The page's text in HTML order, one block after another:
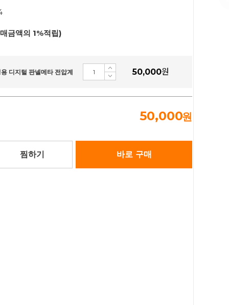
금액의 1%적립)
디지털 판넬메타 전압계 50,000원
50,000원
찜하기 바로 구매